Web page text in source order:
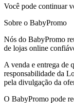
Você pode continuar
Sobre o BabyPromo
Nós do BabyPromo
de lojas online
A venda e entrega de
responsabilidade da
pela divulgação da
O BabyPromo pode